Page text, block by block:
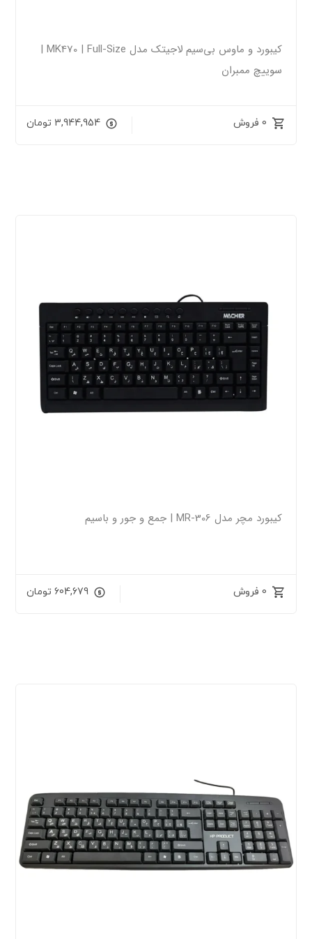
کیبورد و ماوس بی‌سیم لاجیتک مدل MK470 | Full-Size |
سوییچ ممبران
0 فروش 3,944,954 تومان
کیبورد مچر مدل MR-306 | جمع و جور و باسیم
0 فروش 604,679 تومان